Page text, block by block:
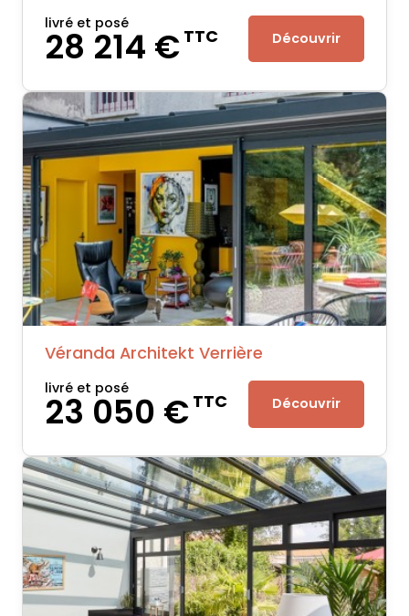
livré et posé
28 214 €TTC Découvrir
Véranda Architekt Verrière
livré et posé
23 050 €TTC Découvrir